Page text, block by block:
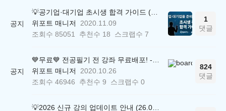
공지
💡공기업·대기업 초시생 합격 가이드 (26.04.21 ver.)
위포트 매니저
2020.11.09
조회수 85051 추천수 18 스크랩수 7
1
댓글
공지
💙무료💙 전공필기 전 강좌 무료배포! - 경영학/경제학/회계학/재무관리/법학/행정학
위포트 매니저
2020.10.26
조회수 46946 추천수 9 스크랩수 0
824
댓글
💡2026 신규 강의 업데이트 안내 (26.04.17 ver.)